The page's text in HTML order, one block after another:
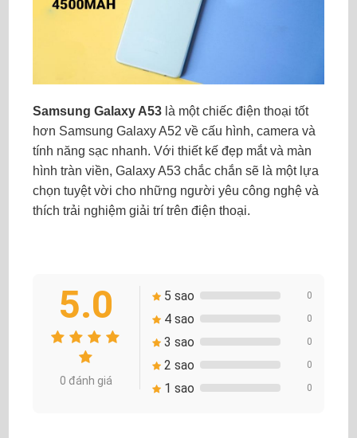
Samsung Galaxy A53 là một chiếc điện thoại tốt
hơn Samsung Galaxy A52 về cấu hình, camera và
tính năng sạc nhanh. Với thiết kế đẹp mắt và màn
hình tràn viền, Galaxy A53 chắc chắn sẽ là một lựa
chọn tuyệt vời cho những người yêu công nghệ và
thích trải nghiệm giải trí trên điện thoại.
5.0
0 đánh giá
5 sao 0
4 sao 0
3 sao 0
2 sao 0
1 sao 0